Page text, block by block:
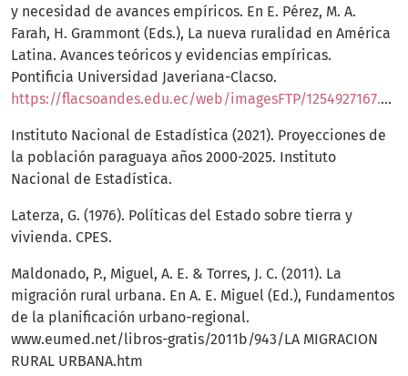
y necesidad de avances empíricos. En E. Pérez, M. A.
Farah, H. Grammont (Eds.), La nueva ruralidad en América
Latina. Avances teóricos y evidencias empíricas.
Pontificia Universidad Javeriana-Clacso.
https://flacsoandes.edu.ec/web/imagesFTP/1254927167.Luciano_Martinez__La_descentralizacion___.pdf
Instituto Nacional de Estadística (2021). Proyecciones de
la población paraguaya años 2000-2025. Instituto
Nacional de Estadística.
Laterza, G. (1976). Políticas del Estado sobre tierra y
vivienda. CPES.
Maldonado, P., Miguel, A. E. & Torres, J. C. (2011). La
migración rural urbana. En A. E. Miguel (Ed.), Fundamentos
de la planificación urbano-regional.
www.eumed.net/libros-gratis/2011b/943/LA MIGRACION
RURAL URBANA.htm